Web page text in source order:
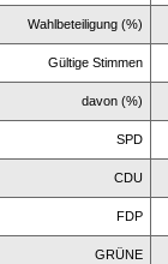
Wahlbeteiligung (%)
Gültige Stimmen
davon (%)
SPD
CDU
FDP
GRÜNE